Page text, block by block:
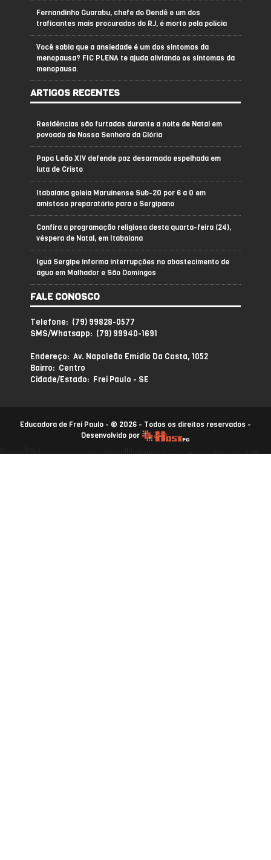
Fernandinho Guarabu, chefe do Dendê e um dos
traficantes mais procurados do RJ, é morto pela polícia
Você sabia que a ansiedade é um dos sintomas da
menopausa? FIC PLENA te ajuda aliviando os sintomas da
menopausa.
ARTIGOS RECENTES
Residências são furtadas durante a noite de Natal em
povoado de Nossa Senhora da Glória
Papa Leão XIV defende paz desarmada espelhada em
luta de Cristo
Itabaiana goleia Maruinense Sub-20 por 6 a 0 em
amistoso preparatório para o Sergipano
Confira a programação religiosa desta quarta-feira (24),
véspera de Natal, em Itabaiana
Iguá Sergipe informa interrupções no abastecimento de
água em Malhador e São Domingos
FALE CONOSCO
Telefone: (79) 99828-0577
SMS/Whatsapp: (79) 99940-1691
Endereço: Av. Napoleão Emídio Da Costa, 1052
Bairro: Centro
Cidade/Estado: Frei Paulo - SE
Educadora de Frei Paulo - © 2026 - Todos os direitos reservados -
Desenvolvido por